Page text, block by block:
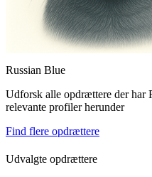
Russian Blue
Udforsk alle opdrættere der har
relevante profiler herunder
Find flere opdrættere
Udvalgte opdrættere